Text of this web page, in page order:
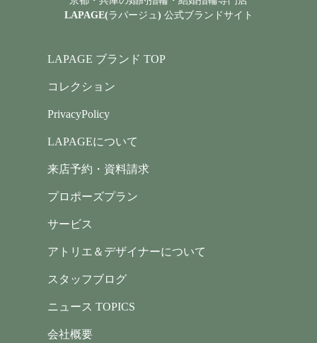
LAPAGE(ラパージュ) 公式ブランドサイト
LAPAGE ブランド TOP
コレクション
PrivacyPolicy
LAPAGEについて
来店予約・資料請求
プロポーズプラン
サービス
アトリエ＆デザイナーについて
スタッフブログ
ニュース TOPICS
会社概要